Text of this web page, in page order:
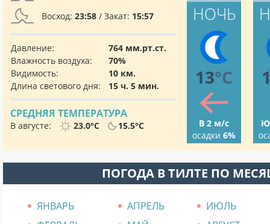
Восход: 23:58 / Закат: 15:57
Давление:
764 мм.рт.ст.
Влажность воздуха:
70%
Видимость:
10 км.
Длина светового дня:
15 ч. 5 мин.
СРЕДНЯЯ ТЕМПЕРАТУРА
В августе: 23.0°C 15.5°C
НОЧЬ
13°C
В 2 м/с
осадки 6%
ПОГОДА В ТИЛТЕ ПО
ЯНВАРЬ АПРЕЛЬ
ИЮЛЬ